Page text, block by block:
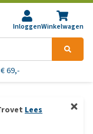
InloggenWinkelwagen
69,-
Lees